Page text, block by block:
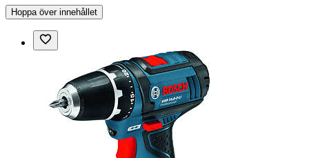
Hoppa över innehållet